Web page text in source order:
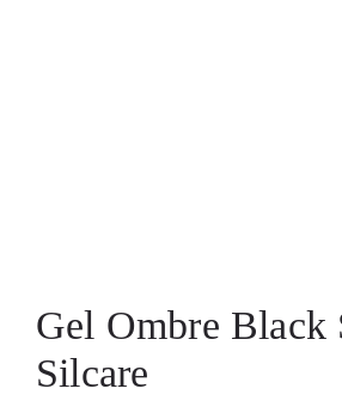
Gel Ombre Black
Silcare